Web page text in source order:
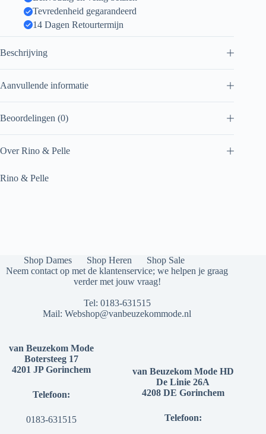
Tevredenheid gegarandeerd
14 Dagen Retourtermijn
Beschrijving
Aanvullende informatie
Beoordelingen (0)
Over Rino & Pelle
Rino & Pelle
Shop Dames Shop Heren
Shop Sale
Neem contact op met de klantenservice; we helpen je graag
verder met jouw vraag!
Tel: 0183-631515
Mail:Webshop@vanbeuzekommode.nl
van Beuzekom Mode
Botersteeg 17
4201 JP Gorinchem
Telefoon:
0183-631515
van Beuzekom Mode HD
De Linie 26A
4208 DE Gorinchem
Telefoon: